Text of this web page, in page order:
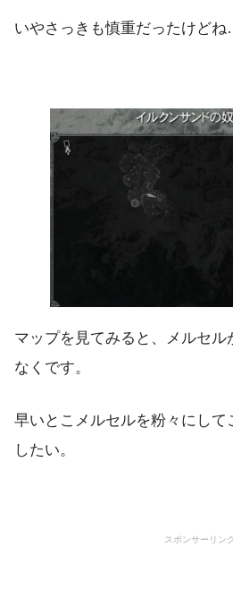
いやさっきも慎重だったけどね
マップを見てみると、メルセル
なくです。
早いとこメルセルを粉々にし
したい。
スポンサーリンク